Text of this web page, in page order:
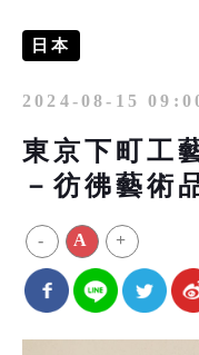
日本
2024-08-15
東京下町工
－彷彿藝術
- A +